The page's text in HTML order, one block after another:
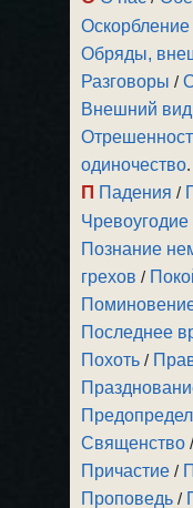
Оскорбление
Обряды,
Разговоры /
Внешний вид
одиночество.
П Падения /
Чревоугодие
Познание
грехов /
Последнее
Похоть /
Священство /
Причастие /
Проповедь /